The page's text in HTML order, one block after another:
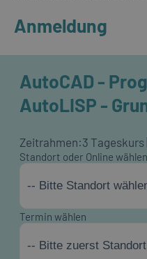
Anmeldung
AutoCAD -
AutoLISP -
Zeitrahmen:3
Standort oder Online wählen
-- Bitte Standort
Termin wählen
-- Bitte zuerst